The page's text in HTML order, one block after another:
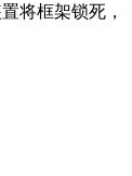
将框架锁死，